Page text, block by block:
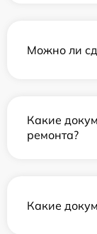
Можно ли
Какие
ремонта?
Какие